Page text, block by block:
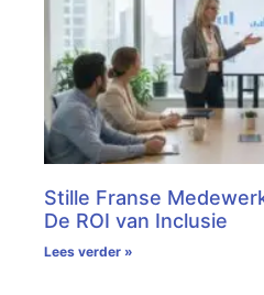
Stille Franse
De ROI van Inclusie
Lees verder »